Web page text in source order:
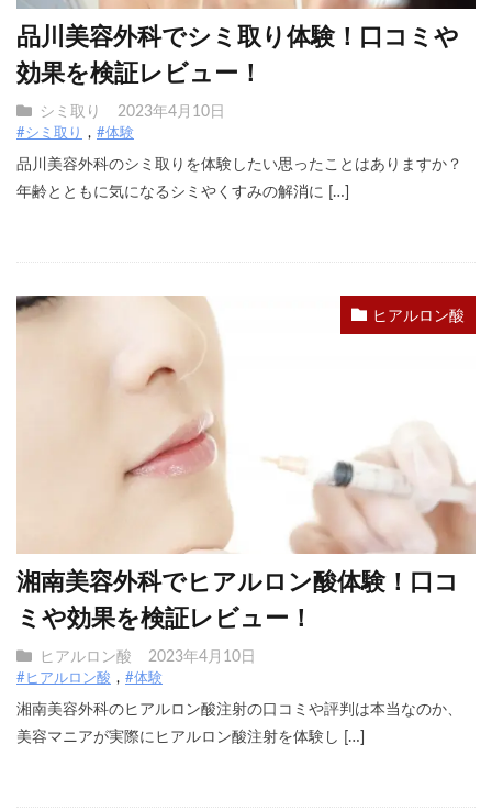
品川美容外科でシミ取り体験！口コミや
効果を検証レビュー！
シミ取り 2023年4月10日
#シミ取り #体験
品川美容外科のシミ取りを体験したい思ったことはありますか？
年齢とともに気になるシミやくすみの解消に […]
ヒアルロン酸
湘南美容外科でヒアルロン酸体験！口コ
ミや効果を検証レビュー！
ヒアルロン酸 2023年4月10日
#ヒアルロン酸 #体験
湘南美容外科のヒアルロン酸注射の口コミや評判は本当なのか、
美容マニアが実際にヒアルロン酸注射を体験し […]